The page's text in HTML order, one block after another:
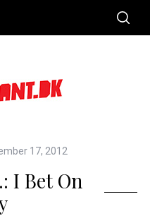
17, 2012
I Bet On